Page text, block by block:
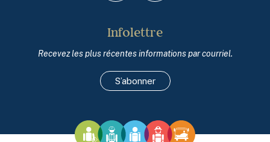
Infolettre
Recevez les plus récentes informations par courriel.
S’abonner